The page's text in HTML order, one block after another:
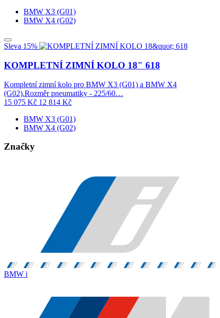
BMW X3 (G01)
BMW X4 (G02)
Sleva 15%
KOMPLETNÍ ZIMNÍ KOLO 18" 618
Kompletní zimní kolo pro BMW X3 (G01) a BMW X4
(G02).Rozměr pneumatiky - 225/60…
15 075 Kč 12 814 Kč
BMW X3 (G01)
BMW X4 (G02)
Značky
BMW i